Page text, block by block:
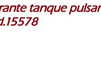
tanque pulsar